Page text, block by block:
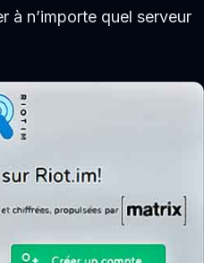
à n’importe quel serveur